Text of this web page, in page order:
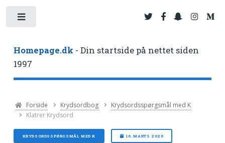
Homepage.dk - Din startside på nettet siden
1997
Forside Krydsordbog
Krydsordsspørgsmål med K
Klatrer Krydsord
KRYDSORDSSPØRGSMÅL MED K 16. MARTS 2026